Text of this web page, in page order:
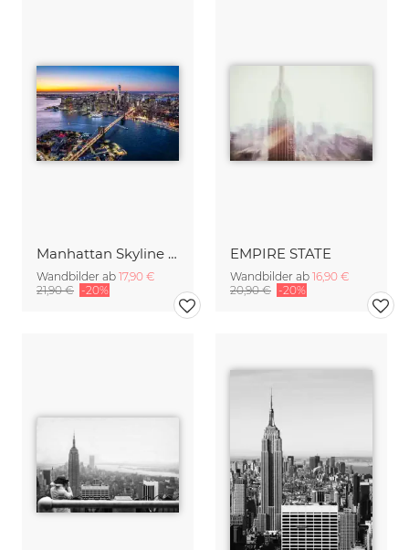
Manhattan Skyline mit Brooklyn Bridge
Wandbilder ab 17,90 €
21,90 € -20%
EMPIRE STATE
Wandbilder ab 16,90 €
20,90 € -20%